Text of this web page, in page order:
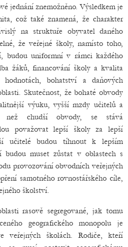
jednání znemožněno. Výsledkem je
což také znamená, že charakter
na struktuře obyvatel daného
že veřejné školy, namísto toho,
budou uniformní v rámci každého
žáků, financování školy a kvalita
bohatství a daňových
Skutečnost, že bohaté obvody
výuku, vyšší mzdy učitelů a
než chudší obvody, se stává
považovat lepší školy za lepší
učitelé budou tíhnout k lepším
budou muset zůstat v oblastech s
provozování obvodních veřejných
samotného rovnostářského cíle,
školství.
rasově segregované, jak tomu
geografického monopolu je
veřejných školách. Rodiče, kteří